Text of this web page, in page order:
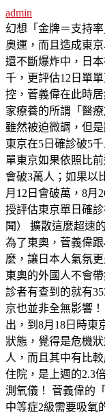
admin
幻想「金牌＝支持
奧運，而且造成東
還不斷爆炸中，日
千，更評估12日單
控，菅義偉在此時
家療養的所謂「醫
雖然被迫微調，但
東京在5日確診破5
單東京如果依照比
會破3萬人；如果以
月12日會破萬，8月
授評估東京單日確
聞） 擴散這麼超速
為了東奧，菅義偉
麼，讓日本人氣氛
東奧的外國人不會
診者有查到的就有
京也並非全無影響
出，到8月18日時東
狀態，覺得是危機
人，而且其中有比
住院，是上週的2.3
測氧儀！ 菅義偉的
中等症2級需要吸氧